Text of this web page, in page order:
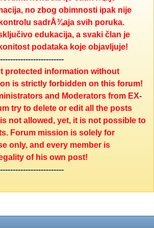
no zbog obimnosti ipak nije
sadrÅ¾aja svih poruka.
edukacija, a svaki član je
podataka koje objavljuje!
protected information without
is strictly forbidden on this forum!
and Moderators from EX-
try to delete or edit all the posts
not allowed, yet, it is not possible to
Forum mission is solely for
only, and every member is
of his own post!